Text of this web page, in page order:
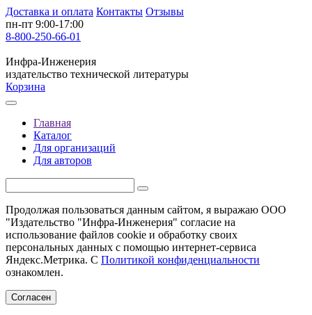
Доставка и оплата Контакты Отзывы
пн-пт 9:00-17:00
8-800-250-66-01
Инфра-Инженерия
издательство технической литературы
Корзина
Главная
Каталог
Для организаций
Для авторов
Продолжая пользоваться данным сайтом, я выражаю ООО
"Издательство "Инфра-Инженерия" согласие на
использование файлов cookie и обработку своих
персональных данных с помощью интернет-сервиса
Яндекс.Метрика. С Политикой конфиденциальности
ознакомлен.
Согласен